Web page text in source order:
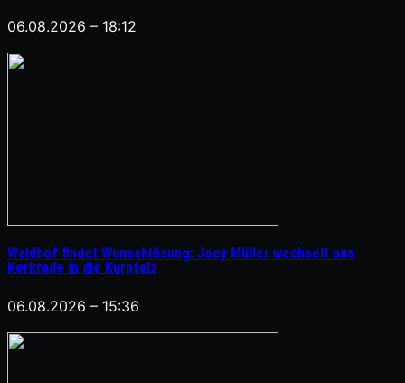
06.08.2026 – 18:12
Waldhof findet Wunschlösung: Joey Müller wechselt aus
Kerkrade in die Kurpfalz
06.08.2026 – 15:36